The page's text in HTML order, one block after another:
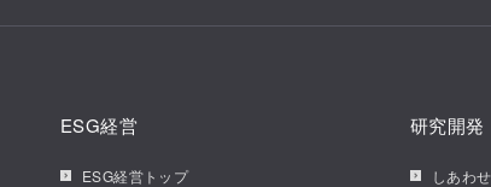
ESG経営
ESG経営トップ
研究開発
しあわ